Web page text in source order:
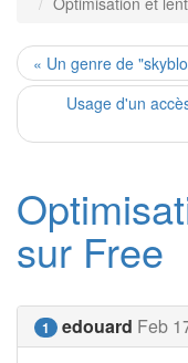
« Un genre de
Usage d'un
sur Free
1 edouard Feb